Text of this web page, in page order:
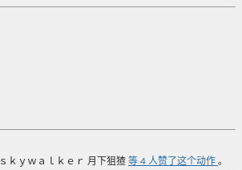
ｋｙｗａｌｋｅｒ 月下狙猹 等 4 人赞了这个动作 。